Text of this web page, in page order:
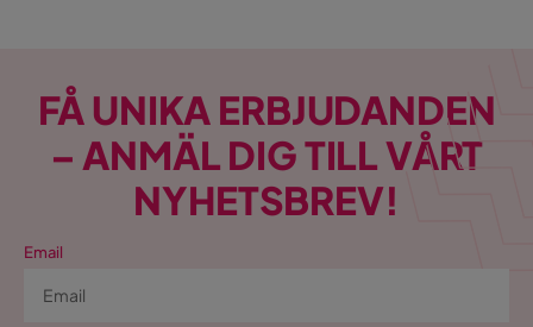
FÅ UNIKA ERBJUDANDEN
– ANMÄL DIG TILL VÅRT
NYHETSBREV!
Email